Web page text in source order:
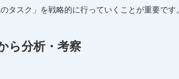
タスク」を戦略的に行っていくことが重要です。
ら分析・考察